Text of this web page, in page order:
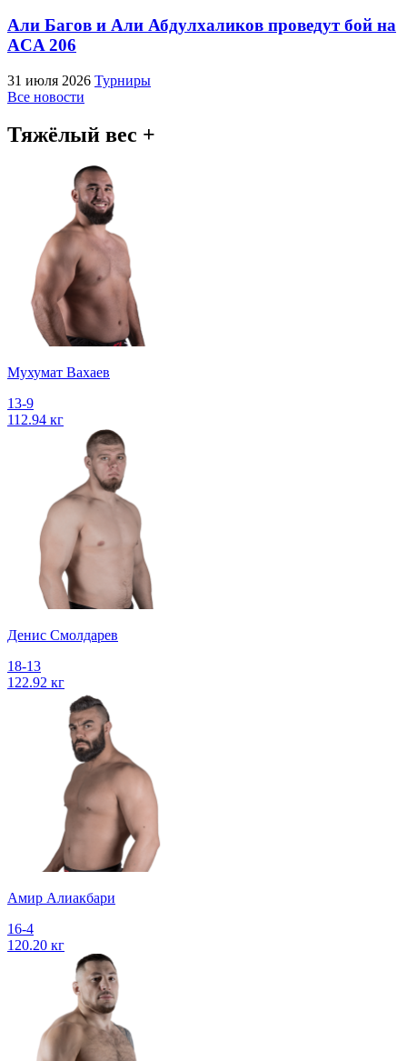
Али Багов и Али Абдулхаликов проведут бой на
ACA 206
31 июля 2026 Турниры
Все новости
Тяжёлый вес +
Мухумат Вахаев
13-9
112.94 кг
Денис Смолдарев
18-13
122.92 кг
Амир Алиакбари
16-4
120.20 кг